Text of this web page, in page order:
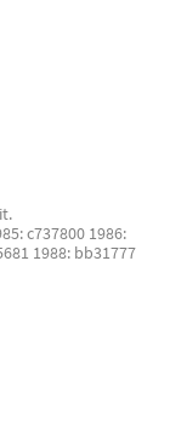
c737800 1986:
1988: bb31777